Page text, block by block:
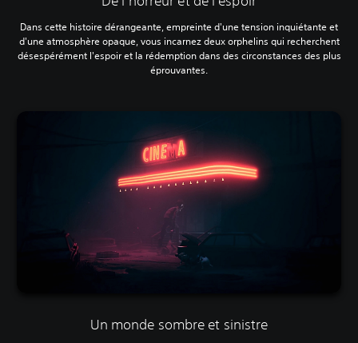
Dans cette histoire dérangeante, empreinte d'une tension inquiétante et
d'une atmosphère opaque, vous incarnez deux orphelins qui recherchent
désespérément l'espoir et la rédemption dans des circonstances des plus
éprouvantes.
Un monde sombre et sinistre